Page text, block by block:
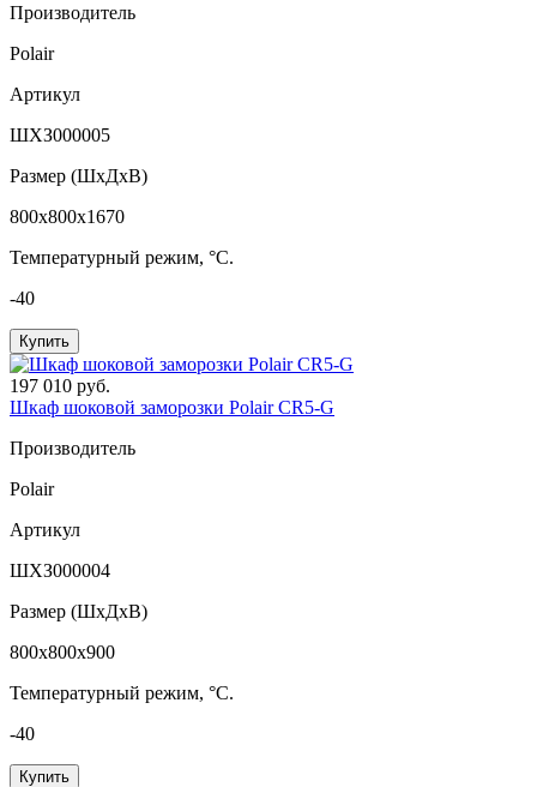
Производитель
Polair
Артикул
ШХЗ000005
Размер (ШxДхВ)
800x800x1670
Температурный режим, °C.
-40
Купить
197 010 руб.
Шкаф шоковой заморозки Polair CR5-G
Производитель
Polair
Артикул
ШХЗ000004
Размер (ШxДхВ)
800x800x900
Температурный режим, °C.
-40
Купить